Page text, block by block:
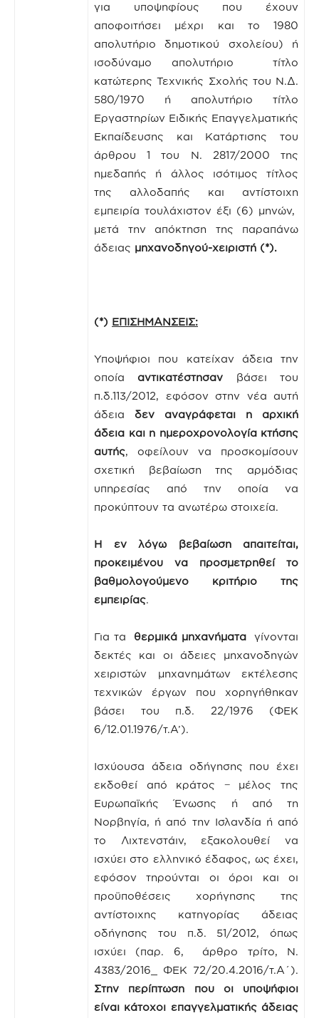
για υποψηφίους που έχουν
αποφοιτήσει μέχρι και το 1980
απολυτήριο δημοτικού σχολείου) ή
ισοδύναμο απολυτήριο τίτλο
κατώτερης Τεχνικής Σχολής του Ν.Δ.
580/1970 ή απολυτήριο τίτλο
Εργαστηρίων Ειδικής Επαγγελματικής
Εκπαίδευσης και Κατάρτισης του
άρθρου 1 του Ν. 2817/2000 της
ημεδαπής ή άλλος ισότιμος τίτλος
της αλλοδαπής και αντίστοιχη
εμπειρία τουλάχιστον έξι (6) μηνών,
μετά την απόκτηση της παραπάνω
άδειας μηχανοδηγού-χειριστή (*).
(*) ΕΠΙΣΗΜΑΝΣΕΙΣ:
Υποψήφιοι που κατείχαν άδεια την
οποίααντικατέστησαν βάσει του
π.δ.113/2012, εφόσον στην νέα αυτή
άδεια δεν αναγράφεται η αρχική
άδεια και η ημεροχρονολογία κτήσης
αυτής, οφείλουν να προσκομίσουν
σχετική βεβαίωση της αρμόδιας
υπηρεσίας από την οποία να
προκύπτουν τα ανωτέρω στοιχεία.
Η εν λόγω βεβαίωση απαιτείται,
προκειμένου να προσμετρηθεί το
βαθμολογούμενο κριτήριο της
εμπειρίας.
Για τα θερμικά μηχανήματαγίνονται
δεκτές και οι άδειες μηχανοδηγών
χειριστών μηχανημάτων εκτέλεσης
τεχνικών έργων που χορηγήθηκαν
βάσει του π.δ. 22/1976 (ΦΕΚ
6/12.01.1976/τ.Α’).
Ισχύουσα άδεια οδήγησης που έχει
εκδοθεί από κράτος − μέλος της
Ευρωπαϊκής Ένωσης ή από τη
Νορβηγία, ή από την Ισλανδία ή από
το Λιχτενστάιν, εξακολουθεί να
ισχύει στο ελληνικό έδαφος, ως έχει,
εφόσον τηρούνται οι όροι και οι
προϋποθέσεις χορήγησης της
αντίστοιχης κατηγορίας άδειας
οδήγησης του π.δ. 51/2012, όπως
ισχύει (παρ. 6, άρθρο τρίτο, Ν.
4383/2016_ ΦΕΚ 72/20.4.2016/τ.Α΄).
Στην περίπτωση που οι υποψήφιοι
είναι κάτοχοι επαγγελματικής άδειας